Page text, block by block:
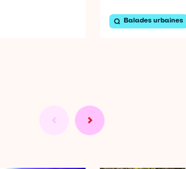
Balades urbaines